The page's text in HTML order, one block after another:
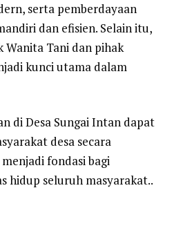
serta pemberdayaan
dan efisien. Selain itu,
Wanita Tani dan pihak
kunci utama dalam
di Desa Sungai Intan dapat
desa secara
fondasi bagi
hidup seluruh masyarakat..